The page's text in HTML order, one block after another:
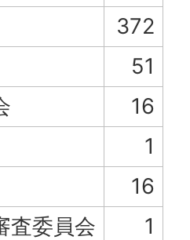
372
51
16
1
16
査委員会
1